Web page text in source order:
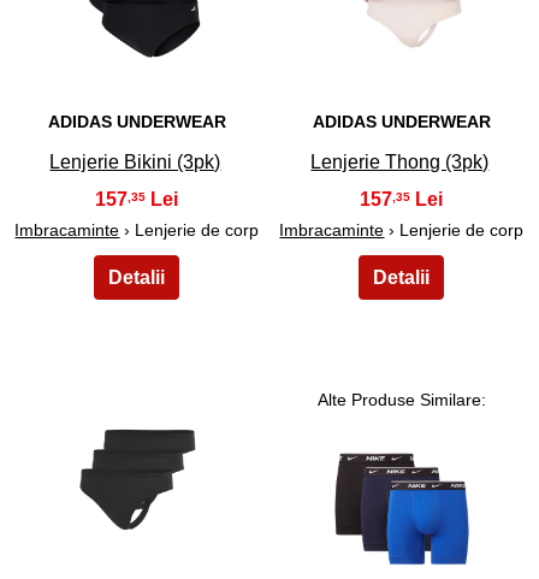
ADIDAS UNDERWEAR
Lenjerie Bikini (3pk)
157 ,35
Imbracaminte › Lenjerie de corp
ADIDAS UNDERWEAR
Lenjerie Thong (3pk)
157 ,35
Imbracaminte › Lenjerie de corp
Alte Produse Similare:
22